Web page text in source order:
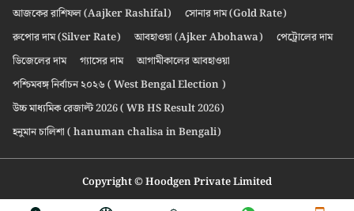
আজকের রাশিফল (Aajker Rashifal)
সোনার দাম (Gold Rate)
রুপোর দাম (Silver Rate)
আবহাওয়া (Ajker Abohawa)
পেট্রোলের দাম
ডিজেলের দাম
গ্যাসের দাম
আগামীকালের আবহাওয়া
পশ্চিমবঙ্গ নির্বাচন ২০২৬ ( West Bengal Election )
উচ্চ মাধ্যমিক রেজাল্ট 2026 ( WB HS Result 2026)
হনুমান চালিশা ( hanuman chalisa in Bengali)
Copyright © Hoodgen Private Limited